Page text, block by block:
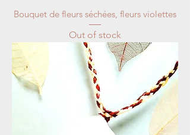
Bouquet de fleurs séchées, fleurs violettes
Out of stock